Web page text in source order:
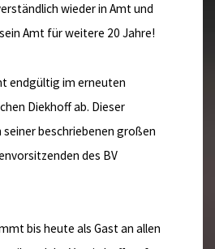
wieder in Amt und
Amt für weitere 20 Jahre!
endgültig im erneuten
Diekhoff ab. Dieser
beschriebenen großen
des BV
bis heute als Gast an allen